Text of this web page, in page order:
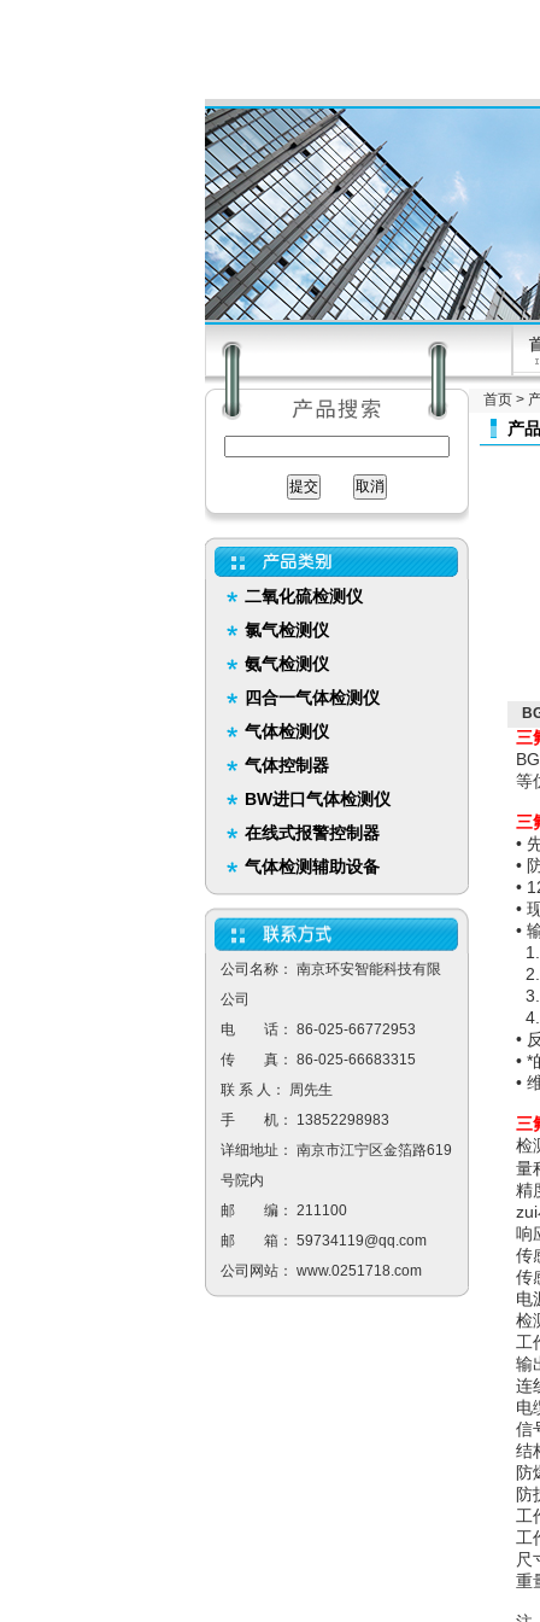
二氧化硫检测仪
氯气检测仪
氨气检测仪
四合一气体检测仪
气体检测仪
气体控制器
BW进口气体检测仪
在线式报警控制器
气体检测辅助设备
公司名称： 南京环安智能科技有限
公司
电 话： 86-025-66772953
传 真： 86-025-66683315
联 系 人： 周先生
手 机： 13852298983
详细地址： 南京市江宁区金箔路619
号院内
邮 编： 211100
邮 箱： 59734119@qq.com
公司网站： www.0251718.com
首页 >
产
三
等
三
•
•
•
•
•
•
• *
•
三
检
量
精
响
传
传
电
检
工
输
连
电
信
结
防
防
工
工
尺
重